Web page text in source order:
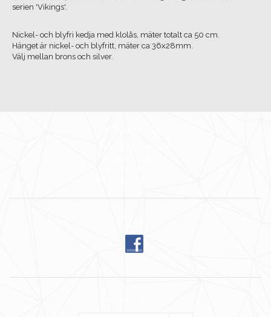
serien 'Vikings'.
Nickel- och blyfri kedja med klolås, mäter totalt ca 50 cm.
Hänget är nickel- och blyfritt, mäter ca 36x28mm.
Välj mellan brons och silver.